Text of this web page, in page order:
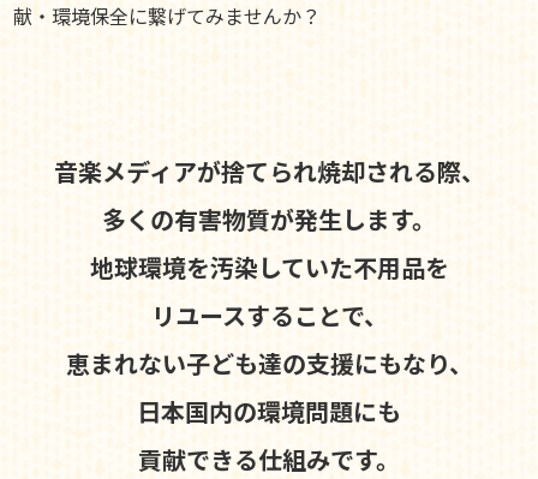
献・環境保全に繋げてみませんか？
音楽メディアが捨てられ焼却される際、
多くの有害物質が発生します。
地球環境を汚染していた不用品を
リユースすることで、
恵まれない子ども達の支援にもなり、
日本国内の環境問題にも
貢献できる仕組みです。